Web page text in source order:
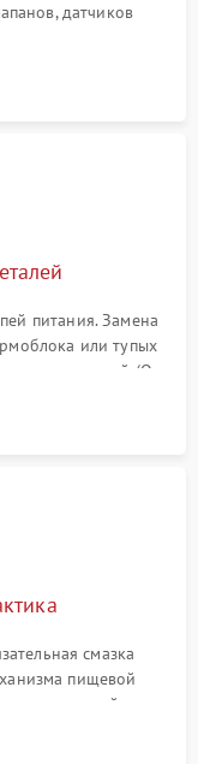
датчиков
степени износа
гидросистемы
питания. Замена
или тупых
уплотнителей (O-
устранения
смазка
пищевой
программной
кофейных масел.